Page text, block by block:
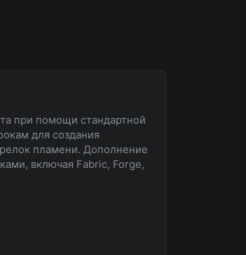
при помощи стандартной
для создания
пламени. Дополнение
включая Fabric, Forge,